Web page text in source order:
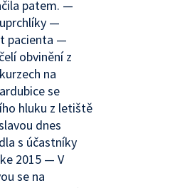
patem. —
—
pacienta —
obvinění z
na
se
hluku z letiště
dnes
s účastníky
2015 — V
se na